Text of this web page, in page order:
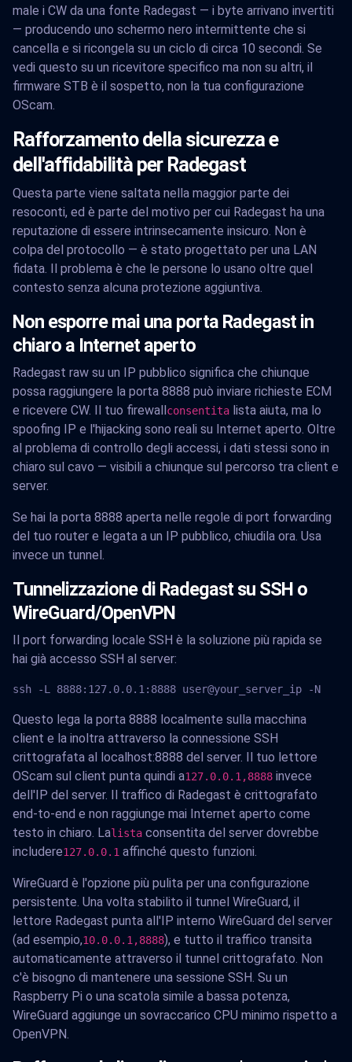
male i CW da una fonte Radegast — i byte arrivano invertiti
— producendo uno schermo nero intermittente che si
cancella e si ricongela su un ciclo di circa 10 secondi. Se
vedi questo su un ricevitore specifico ma non su altri, il
firmware STB è il sospetto, non la tua configurazione
OScam.
Rafforzamento della sicurezza e
dell'affidabilità per Radegast
Questa parte viene saltata nella maggior parte dei
resoconti, ed è parte del motivo per cui Radegast ha una
reputazione di essere intrinsecamente insicuro. Non è
colpa del protocollo — è stato progettato per una LAN
fidata. Il problema è che le persone lo usano oltre quel
contesto senza alcuna protezione aggiuntiva.
Non esporre mai una porta Radegast in
chiaro a Internet aperto
Radegast raw su un IP pubblico significa che chiunque
possa raggiungere la porta 8888 può inviare richieste ECM
e ricevere CW. Il tuo firewallconsentita lista aiuta, ma lo
spoofing IP e l'hijacking sono reali su Internet aperto. Oltre
al problema di controllo degli accessi, i dati stessi sono in
chiaro sul cavo — visibili a chiunque sul percorso tra client e
server.
Se hai la porta 8888 aperta nelle regole di port forwarding
del tuo router e legata a un IP pubblico, chiudila ora. Usa
invece un tunnel.
Tunnelizzazione di Radegast su SSH o
WireGuard/OpenVPN
Il port forwarding locale SSH è la soluzione più rapida se
hai già accesso SSH al server:
ssh -L 8888:127.0.0.1:8888 user@your_server_ip -N
Questo lega la porta 8888 localmente sulla macchina
client e la inoltra attraverso la connessione SSH
crittografata al localhost:8888 del server. Il tuo lettore
OScam sul client punta quindi a127.0.0.1,8888 invece
dell'IP del server. Il traffico di Radegast è crittografato
end-to-end e non raggiunge mai Internet aperto come
testo in chiaro. Lalista consentita del server dovrebbe
includere127.0.0.1 affinché questo funzioni.
WireGuard è l'opzione più pulita per una configurazione
persistente. Una volta stabilito il tunnel WireGuard, il
lettore Radegast punta all'IP interno WireGuard del server
(ad esempio,10.0.0.1,8888), e tutto il traffico transita
automaticamente attraverso il tunnel crittografato. Non
c'è bisogno di mantenere una sessione SSH. Su un
Raspberry Pi o una scatola simile a bassa potenza,
WireGuard aggiunge un sovraccarico CPU minimo rispetto a
OpenVPN.